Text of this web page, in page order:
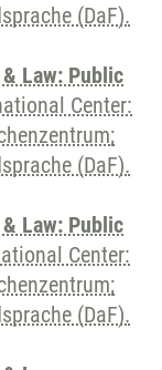
(DaF).
Law: Public
Center:
(DaF).
Law: Public
Center:
(DaF).